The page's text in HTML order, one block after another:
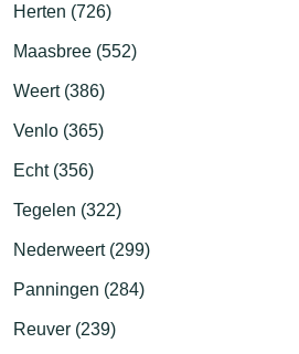
Herten (726)
Maasbree (552)
Weert (386)
Venlo (365)
Echt (356)
Tegelen (322)
Nederweert (299)
Panningen (284)
Reuver (239)